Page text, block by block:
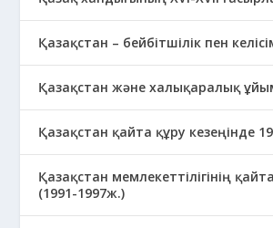
Қазақстан – бейбітшілік пен
Қазақстан және халықаралық
Қазақстан қайта құру кезеңінде
Қазақстан мемлекеттілігінің
(1991-1997ж.)